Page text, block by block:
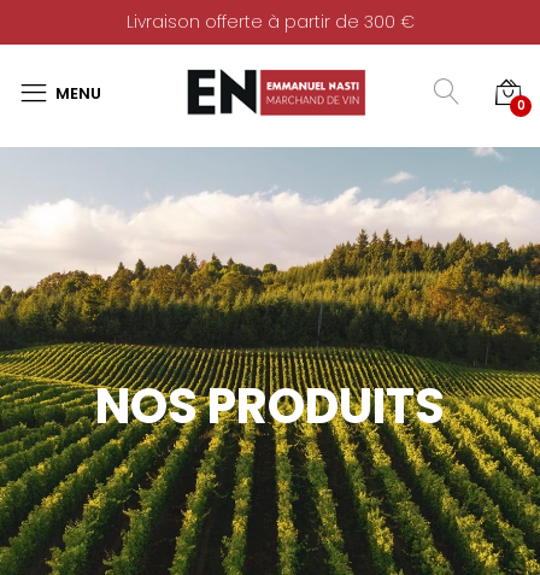
Livraison offerte à partir de 300 €
0
NOS PRODUITS